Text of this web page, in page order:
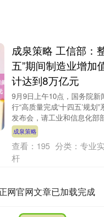
成泉策略 工信部：
五”期间制造业增加
计达到8万亿元
9月9日上午10点，国务院新
行“高质量完成‘十四五’规划
发布会，请工业和信息化部
副部长辛国斌、张云明介绍“
大力推....
成泉策略
查看： 195 分类：专业
杆
网官网文章已加载完成